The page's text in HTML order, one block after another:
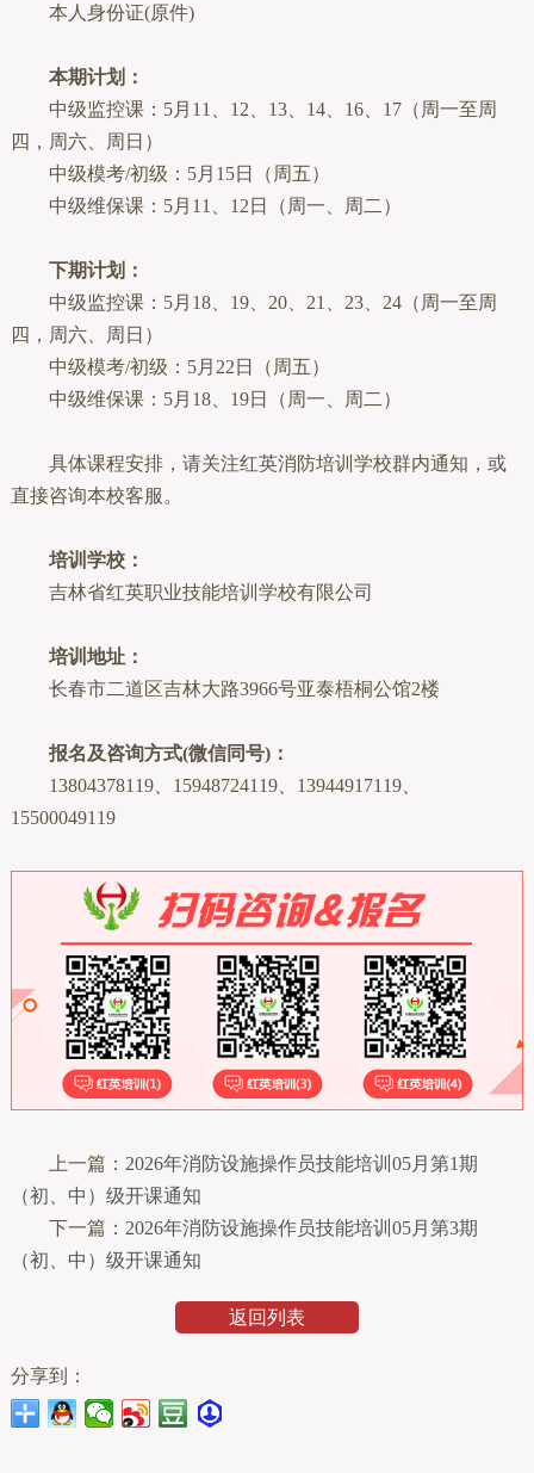
本人身份证(原件)
本期计划：
中级监控课：5月11、12、13、14、16、17（周一至周
四，周六、周日）
中级模考/初级：5月15日（周五）
中级维保课：5月11、12日（周一、周二）
下期计划 ：
中级监控课：5月18、19、20、21、23、24（周一至周
四，周六、周日）
中级模考/初级：5月22日（周五）
中级维保课：5月18、19日（周一、周二）
具体课程安排，请关注红英消防培训学校群内通知，或
直接咨询本校客服。
培训学校：
吉林省红英职业技能培训学校有限公司
培训地址：
长春市二道区吉林大路3966号亚泰梧桐公馆2楼
报名及咨询方式(微信同号)：
13804378119、15948724119、13944917119、
15500049119
上一篇： 2026年消防设施操作员技能培训05月第1期
（初、中）级开课通知
下一篇： 2026年消防设施操作员技能培训05月第3期
（初、中）级开课通知
返回列表
分享到：